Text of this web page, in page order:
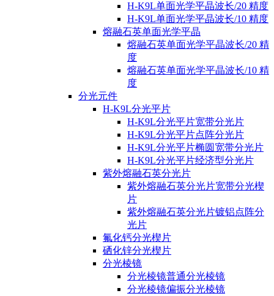
H-K9L单面光学平晶波长/20 精度
H-K9L单面光学平晶波长/10 精度
熔融石英单面光学平晶
熔融石英单面光学平晶波长/20 精
度
熔融石英单面光学平晶波长/10 精
度
分光元件
H-K9L分光平片
H-K9L分光平片宽带分光片
H-K9L分光平片点阵分光片
H-K9L分光平片椭圆宽带分光片
H-K9L分光平片经济型分光片
紫外熔融石英分光片
紫外熔融石英分光片宽带分光楔
片
紫外熔融石英分光片镀铝点阵分
光片
氟化钙分光楔片
硒化锌分光楔片
分光棱镜
分光棱镜普通分光棱镜
分光棱镜偏振分光棱镜